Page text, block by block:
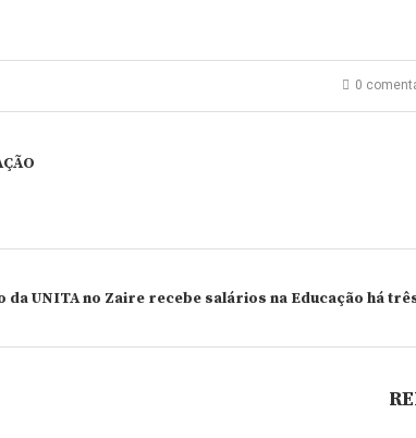
0
da UNITA no Zaire recebe salários na Educação há